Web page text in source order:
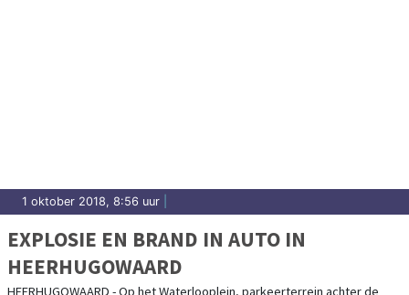
1 oktober 2018, 8:56 uur
EXPLOSIE EN BRAND IN AUTO IN
HEERHUGOWAARD
HEERHUGOWAARD - Op het Waterlooplein, parkeerterrein achter de